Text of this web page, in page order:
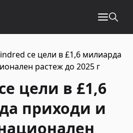
се цели в £1,6 милиарда
растеж до 2025 г
цели в £1,6
приходи и